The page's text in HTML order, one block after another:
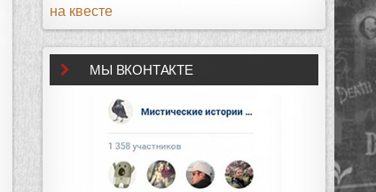
на квесте
МЫ ВКОНТАКТЕ